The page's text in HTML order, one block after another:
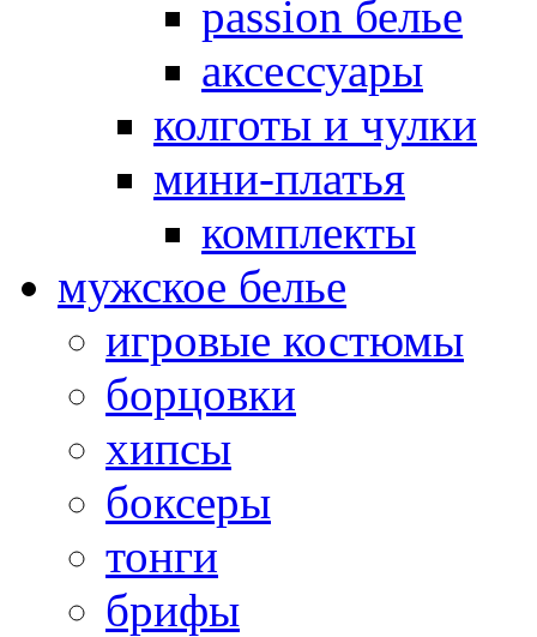
passion белье
аксессуары
колготы и чулки
мини-платья
комплекты
мужское белье
игровые костюмы
борцовки
хипсы
боксеры
тонги
брифы